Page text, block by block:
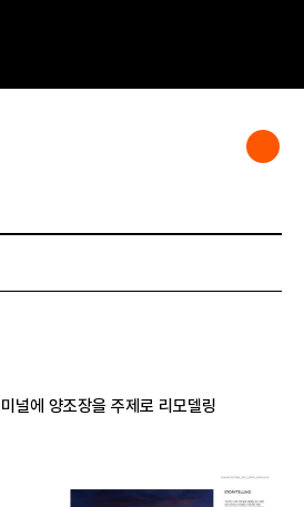
널에 양조장을 주제로 리모델링